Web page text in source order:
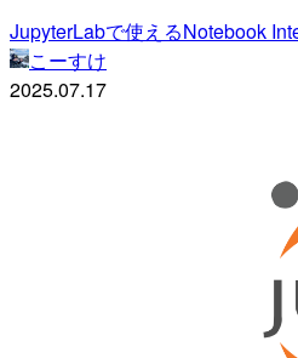
JupyterLabで使えるNotebook
こーすけ
2025.07.17